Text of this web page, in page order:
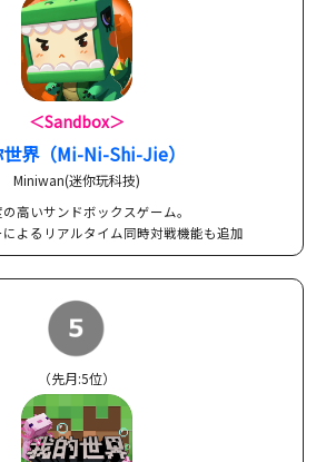
＜Sandbox＞
界（Mi-Ni-Shi-Jie）
Miniwan(迷你玩科技)
高いサンドボックスゲーム。
よるリアルタイム同時対戦機能も追加
（先月:5位）